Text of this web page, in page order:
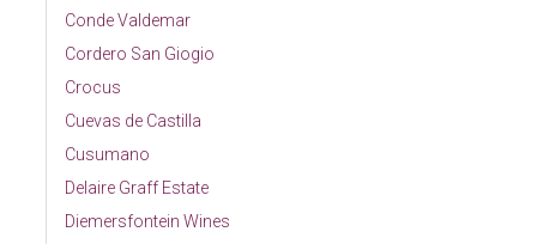
Conde Valdemar
Cordero San Giogio
Crocus
Cuevas de Castilla
Cusumano
Delaire Graff Estate
Diemersfontein Wines